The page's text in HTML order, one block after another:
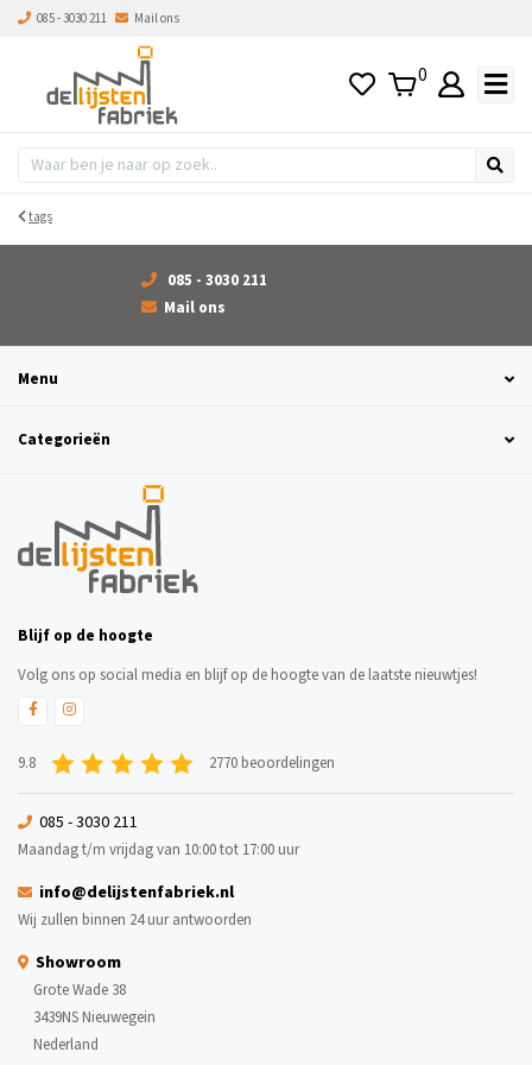
085 - 3030 211 Mail ons
0
tags
085 - 3030 211
Mail ons
Menu
Categorieën
Blijf op de hoogte
Volg ons op social media en blijf op de hoogte van de laatste nieuwtjes!
9.8 2770 beoordelingen
085 - 3030 211
Maandag t/m vrijdag van 10:00 tot 17:00 uur
info@delijstenfabriek.nl
Wij zullen binnen 24 uur antwoorden
Showroom
Grote Wade 38
3439NS Nieuwegein
Nederland